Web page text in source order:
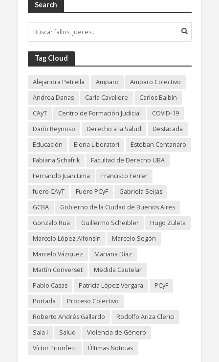
Search
Tag Cloud
Alejandra Petrella Amparo
Amparo Colectivo
Andrea Danas
Carla Cavaliere
Carlos Balbín
CAyT
Centro de Formación Judicial
COVID-19
Darío Reynoso
Derecho a la Salud
Destacada
Educación
Elena Liberatori
Esteban Centanaro
Fabiana Schafrik
Facultad de Derecho UBA
Fernando Juan Lima
Francisco Ferrer
fuero CAyT
Fuero PCyF
Gabriela Seijas
GCBA
Gobierno de la Ciudad de Buenos Aires
Gonzalo Rua
Guillermo Scheibler
Hugo Zuleta
Marcelo López Alfonsín
Marcelo Segón
Marcelo Vázquez
Mariana Díaz
Martín Converset
Medida Cautelar
Pablo Casas
Patricia López Vergara
PCyF
Portada
Proceso Colectivo
Roberto Andrés Gallardo
Rodolfo Ariza Clerici
Sala I
Salud
Violencia de Género
Víctor Trionfetti
Últimas Noticias